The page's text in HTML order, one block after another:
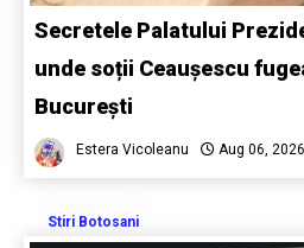
Secretele Palatului
unde soții Ceaușescu
București
Estera Vicoleanu Aug 06, 2026
Stiri Botosani